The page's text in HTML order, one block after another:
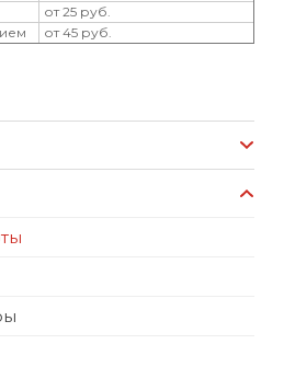
от 25 руб.
от 45 руб.